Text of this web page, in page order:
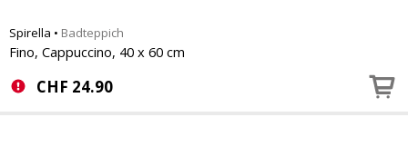
Spirella • Badteppich
Fino, Cappuccino, 40 x 60 cm
CHF 24.90